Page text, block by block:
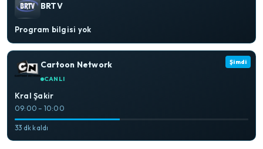
BRTV
Program bilgisi yok
Şimdi
Cartoon Network
CANLI
Kral Şakir
09:00 – 10:00
33 dk kaldı